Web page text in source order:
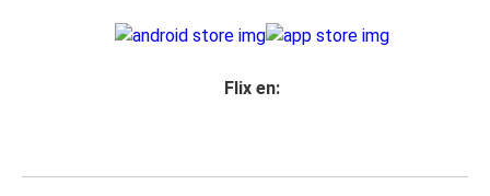
Flix en: